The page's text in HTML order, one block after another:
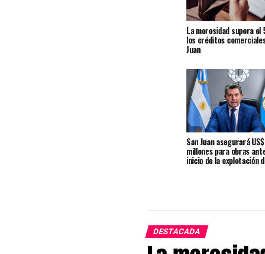
La morosidad supera
los créditos
Juan
San Juan asegurará
millones para obras
inicio de la explotación
DESTACADA